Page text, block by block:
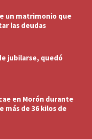
un matrimonio que
las deudas
jubilarse, quedó
en Morón durante
más de 36 kilos de